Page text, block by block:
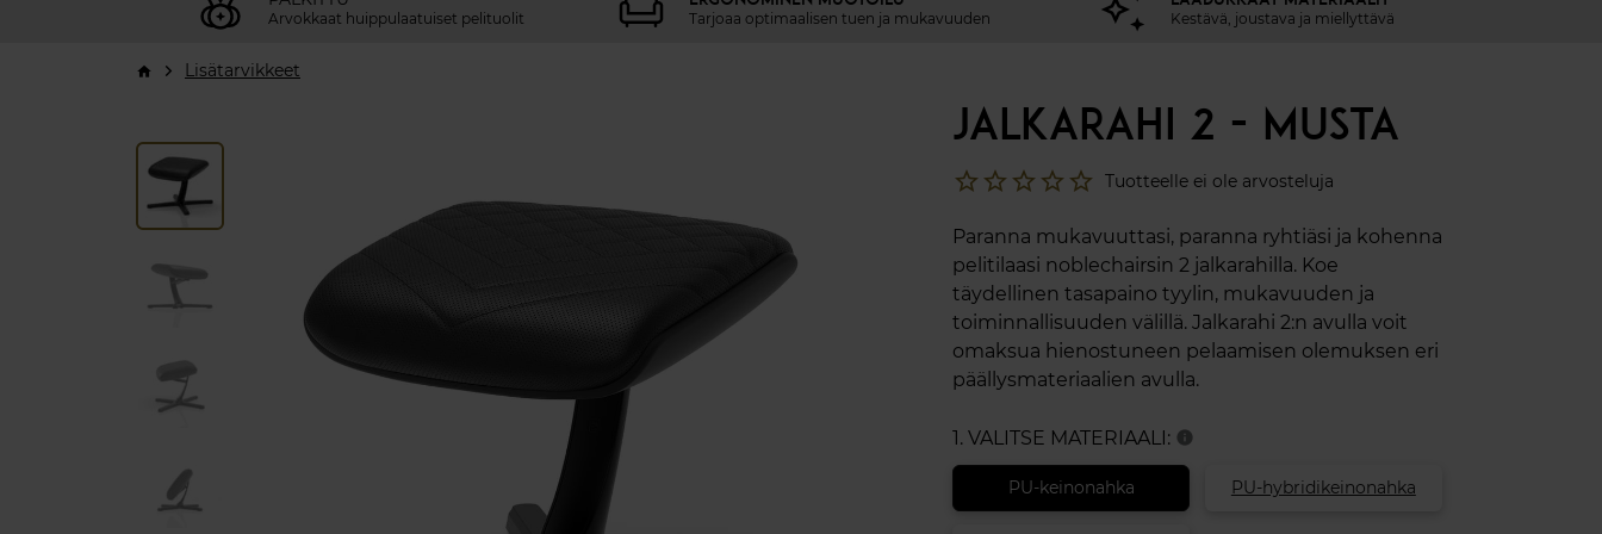
Arvokkaat huippulaatuiset pelituolit Tarjoaa optimaalisen tuen ja mukavuuden Kestävä, joustava ja miellyttävä
arrow_forward_ios Lisätarvikkeet
JALKARAHI 2 - MUSTA
star_border
star_border
star_border
star_border
star_border Tuotteelle ei ole arvosteluja
Paranna mukavuuttasi, paranna ryhtiäsi ja kohenna
pelitilaasi noblechairsin 2 jalkarahilla. Koe
täydellinen tasapaino tyylin, mukavuuden ja
toiminnallisuuden välillä. Jalkarahi 2:n avulla voit
omaksua hienostuneen pelaamisen olemuksen eri
päällysmateriaalien avulla.
1. VALITSE MATERIAALI: info
PU-keinonahka PU-hybridikeinonahka